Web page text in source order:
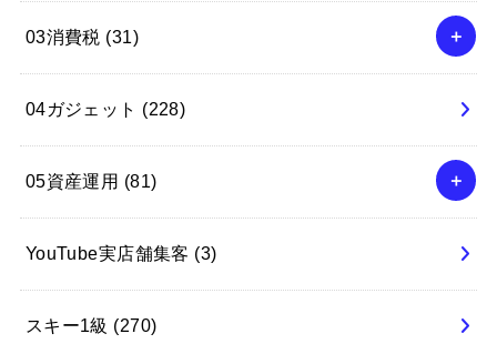
03消費税 (31)
04ガジェット (228)
05資産運用 (81)
YouTube実店舗集客 (3)
スキー1級 (270)